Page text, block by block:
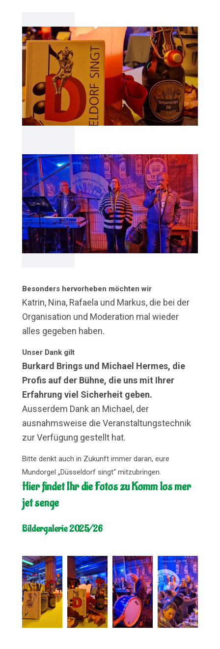
Besonders hervorheben möchten wir
Katrin, Nina, Rafaela und Markus, die bei der
Organisation und Moderation mal wieder
alles gegeben haben.
Unser Dank gilt
Burkard Brings und Michael Hermes, die
Profis auf der Bühne, die uns mit Ihrer
Erfahrung viel Sicherheit geben.
Ausserdem Dank an Michael, der
ausnahmsweise die Veranstaltungstechnik
zur Verfügung gestellt hat.
Bitte denkt auch in Zukunft immer daran, eure
Mundorgel „Düsseldorf singt“ mitzubringen.
Hier findet Ihr die Fotos zu Komm los mer
jet senge
Bildergalerie 2025/26